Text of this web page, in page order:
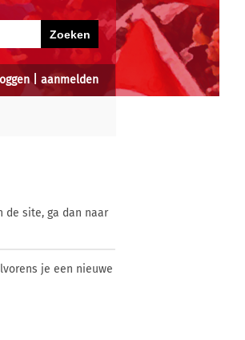
| aanmelden
de site, ga dan naar
je een nieuwe